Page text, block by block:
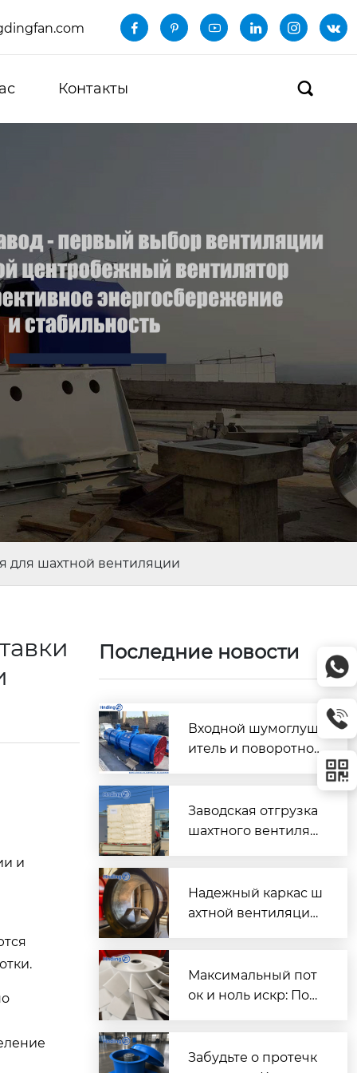
     
Контакты 
для шахтной вентиляции
и
Последние новости
Входной шумоглуш
итель и поворотно-
рубок для шахтного
вентилятора главно
го проветривания
Заводская отгрузка
шахтного вентилят
его объекта в Казах
стане
Надежный каркас ш
ахтной вентиляции:
DK
Максимальный пот
ок и ноль искр: Пош
шахтной вентиляци
Забудьте о протечк